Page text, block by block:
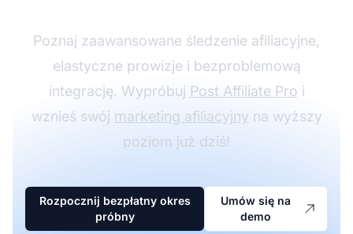
Poznaj zaawansowane śledzenie afiliacyjne,
elastyczne prowizje i bezproblemową
integrację. Wypróbuj Post Affiliate Pro i
wznieś swój marketing afiliacyjny na wyższy
poziom już dziś!
Rozpocznij bezpłatny okres
próbny
Umów się na
demo